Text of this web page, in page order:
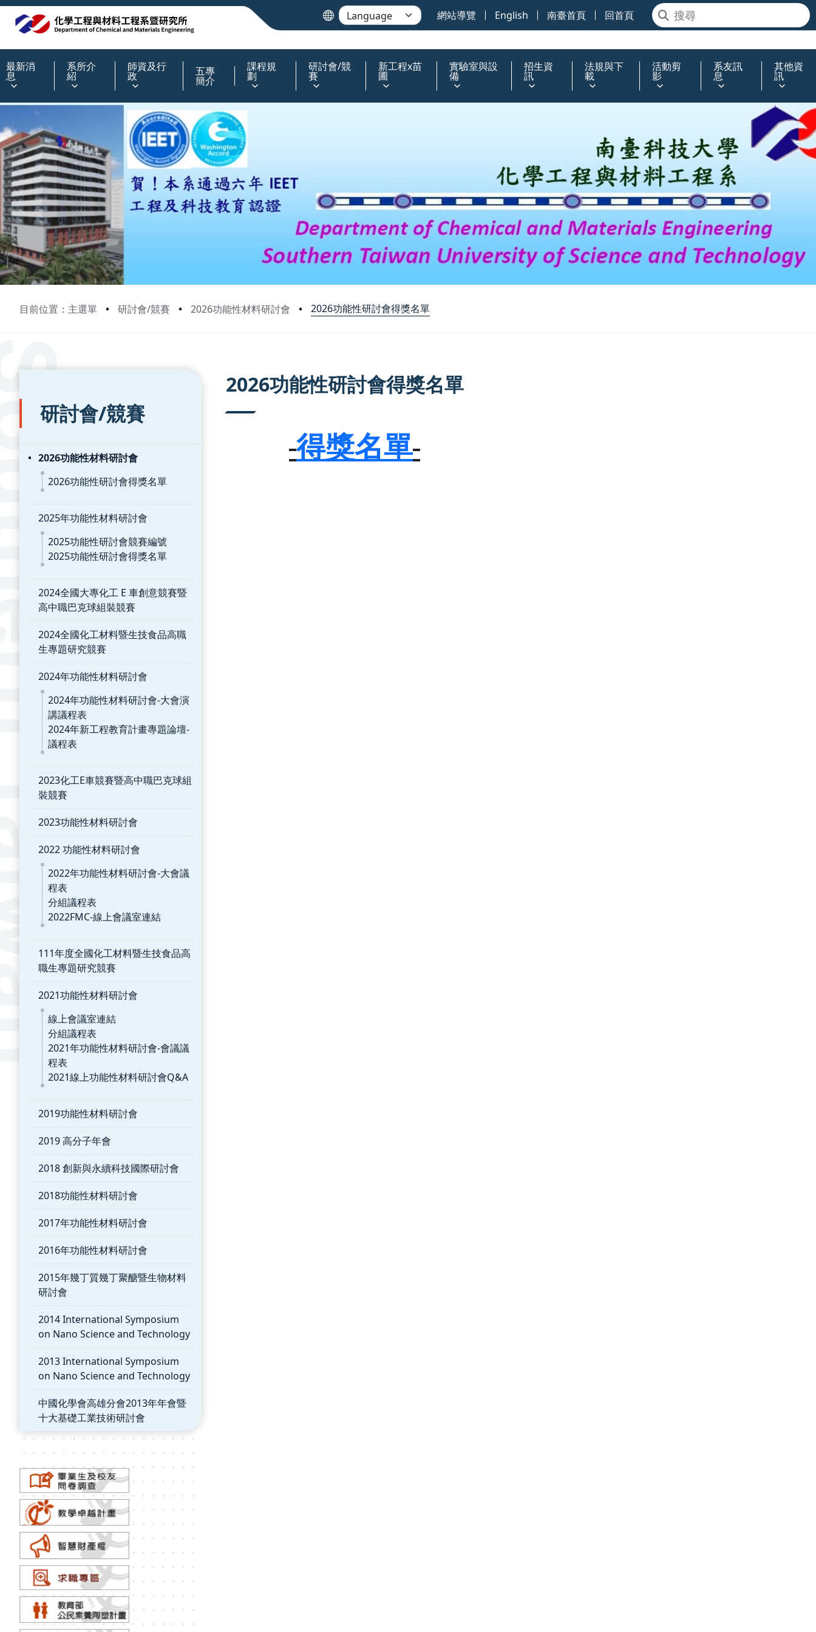
網站導覽 English 南臺首頁 回首頁
最新消
息
系所介
紹
師資及行
政 五專
簡介
課程規
劃
研討會/競
賽
新工程x苗
圃
實驗室與設
備
招生資
訊
法規與下
載
活動剪
影
系友訊
息
其他資
訊
目前位置：主選單 研討會/競賽 2026功能性材料研討會 2026功能性研討會得獎名單
:::
研討會/競賽
2026功能性材料研討會
2026功能性研討會得獎名單
2025年功能性材料研討會
2025功能性研討會競賽編號
2025功能性研討會得獎名單
2024全國大專化工 E 車創意競賽暨
高中職巴克球組裝競賽
2024全國化工材料暨生技食品高職
生專題研究競賽
2024年功能性材料研討會
2024年功能性材料研討會-大會演
講議程表
2024年新工程教育計畫專題論壇-
議程表
2023化工E車競賽暨高中職巴克球組
裝競賽
2023功能性材料研討會
2022 功能性材料研討會
2022年功能性材料研討會-大會議
程表
分組議程表
2022FMC-線上會議室連結
111年度全國化工材料暨生技食品高
職生專題研究競賽
2021功能性材料研討會
線上會議室連結
分組議程表
2021年功能性材料研討會-會議議
程表
2021線上功能性材料研討會Q&A
2019功能性材料研討會
2019 高分子年會
2018 創新與永續科技國際研討會
2018功能性材料研討會
2017年功能性材料研討會
2016年功能性材料研討會
2015年幾丁質幾丁聚醣暨生物材料
研討會
2014 International Symposium
on Nano Science and Technology
2013 International Symposium
on Nano Science and Technology
中國化學會高雄分會2013年年會暨
十大基礎工業技術研討會
2026功能性研討會得獎名單
得獎名單